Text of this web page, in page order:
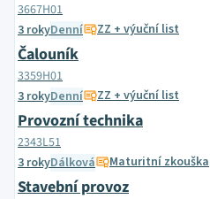
3667H01
3 rokyDenní ZZ + výuční list
Čalouník
3359H01
3 rokyDenní ZZ + výuční list
Provozní technika
2343L51
3 rokyDálková Maturitní zkouška
Stavební provoz